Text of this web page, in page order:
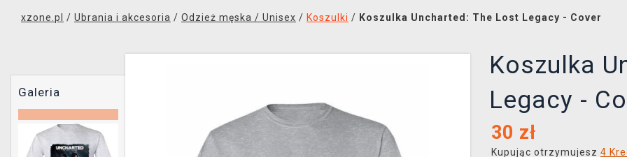
xzone.pl / Ubrania i akcesoria / Odzież męska / Unisex / Koszulki / Koszulka Uncharted: The Lost Legacy - Cover
Galeria
Koszulka
Legacy -
30 zł
Kupując otrzymujesz 4